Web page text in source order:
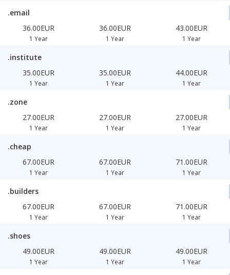
.email
36.00EUR
1 Year
36.00EUR
1 Year
43.00EUR
1 Year
.institute
35.00EUR
1 Year
35.00EUR
1 Year
44.00EUR
1 Year
.zone
27.00EUR
1 Year
27.00EUR
1 Year
27.00EUR
1 Year
.cheap
67.00EUR
1 Year
67.00EUR
1 Year
71.00EUR
1 Year
.builders
67.00EUR
1 Year
67.00EUR
1 Year
71.00EUR
1 Year
.shoes
49.00EUR
1 Year
49.00EUR
1 Year
49.00EUR
1 Year